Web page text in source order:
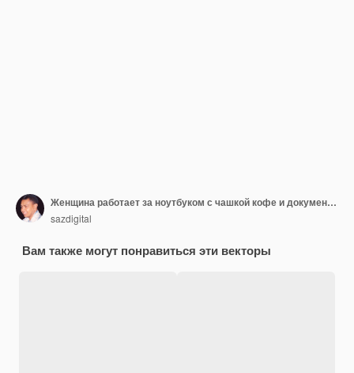
Женщина работает за ноутбуком с чашкой кофе и документами
sazdigital
Вам также могут понравиться эти векторы